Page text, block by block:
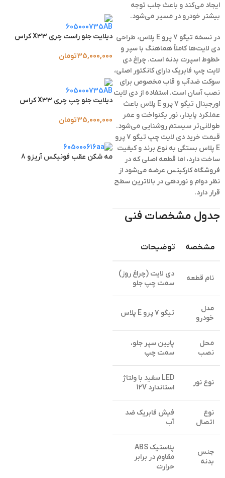
ایجاد می‌کند و باعث جلب توجه
بیشتر خودرو در مسیر می‌شود.
در نسخه تیگو 7 پرو E پلاس
، طراحی
دی لایت‌ها کاملاً هماهنگ با سپر و
خطوط اسپرت بدنه است. چراغ دی
لایت چپ فابریک دارای کانکتور اصلی،
سوکت ضدآب و قاب مخصوص برای
نصب آسان است. استفاده از دی لایت
اورجینال تیگو 7 پرو E پلاس
باعث
عملکرد پایدار، نور یکنواخت و عمر
طولانی‌تر سیستم روشنایی می‌شود.
قیمت خرید دی لایت چپ تیگو 7 پرو
E پلاس
بستگی به نوع برند و کیفیت
ساخت دارد، اما قطعه اصلی که در
فروشگاه کارکیتس عرضه می‌شود از
نظر دوام و نوردهی در بالاترین سطح
قرار دارد.
جدول مشخصات فنی
مشخصه توضیحات
نام قطعه
دی لایت (چراغ روز)
سمت چپ جلو
مدل
خودرو
تیگو 7 پرو E پلاس
محل
نصب
پایین سپر جلو،
سمت چپ
نوع نور
LED سفید با ولتاژ
استاندارد 12V
نوع
اتصال
فیش فابریک ضد
آب
جنس
بدنه
پلاستیک ABS
مقاوم در برابر
حرارت
دیلایت جلو راست چری X33 کراس
35,000,000تومان
دیلایت جلو چپ چری X33 کراس
35,000,000تومان
مه شکن عقب فونیکس آریزو 8